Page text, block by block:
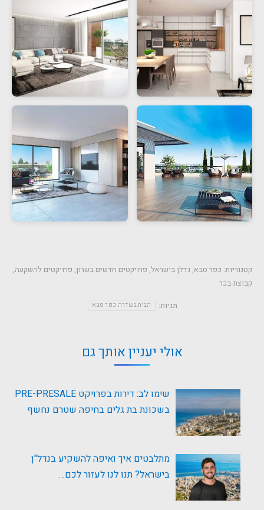
קטגוריות: כפר סבא, נדלן בישראל, פרויקטים חדשים בשרון, פרויקטים להשקעה,
קבוצת בכר
תגיות:
הבית בשדרה כפר סבא
אולי יעניין אותך גם
שימו לב: דירות בפרויקט PRE-PRESALE
בשכונת בת גלים בחיפה שטרם נחשף
מתלבטים איך ואיפה להשקיע בנדל"ן
בישראל? תנו לנו לעזור לכם…